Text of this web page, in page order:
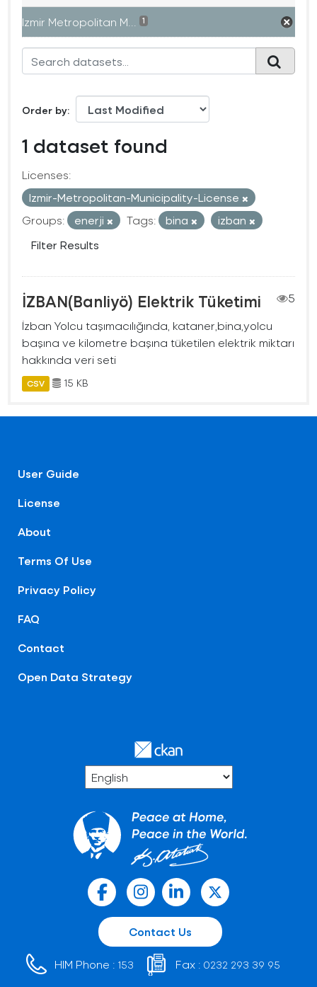
Izmir Metropolitan M... 1
Order by
1 dataset found
Licenses:
Izmir-Metropolitan-Municipality-License
Groups:
enerji Tags: bina
izban
Filter Results
İZBAN(Banliyö) Elektrik Tüketimi
5
İzban Yolcu taşımacılığında, kataner,bina,yolcu
başına ve kilometre başına tüketilen elektrik miktarı
hakkında veri seti
CSV 15 KB
User Guide
License
About
Terms Of Use
Privacy Policy
FAQ
Contact
Open Data Strategy
Contact Us
HIM Phone : 153 Fax : 0232 293 39 95